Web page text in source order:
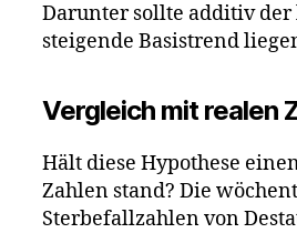
Darunter sollte additiv
steigende Basistrend
Vergleich mit realen
Hält diese Hypothese
Zahlen stand? Die
Sterbefallzahlen von